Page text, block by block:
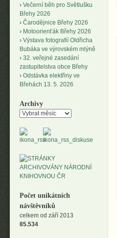
Večerní běh pro Světlušku
Břehy 2026
Čarodějnice Břehy 2026
Motoorienťák Břehy 2026
Výstava fotografií Oldřicha
Bubáka ve výrovském mlýně
32. veřejné zasedání
zastupitelstva obce Břehy
Odstávka elektřiny ve
Břehách 13. 5. 2026
Archivy
Archivy
Počet unikátních
návštěvníků
celkem od září 2013
85.534